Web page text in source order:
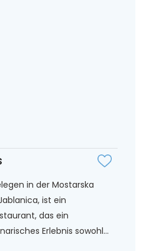
in der Mostarska
ist ein
das ein
Erlebnis sowohl...